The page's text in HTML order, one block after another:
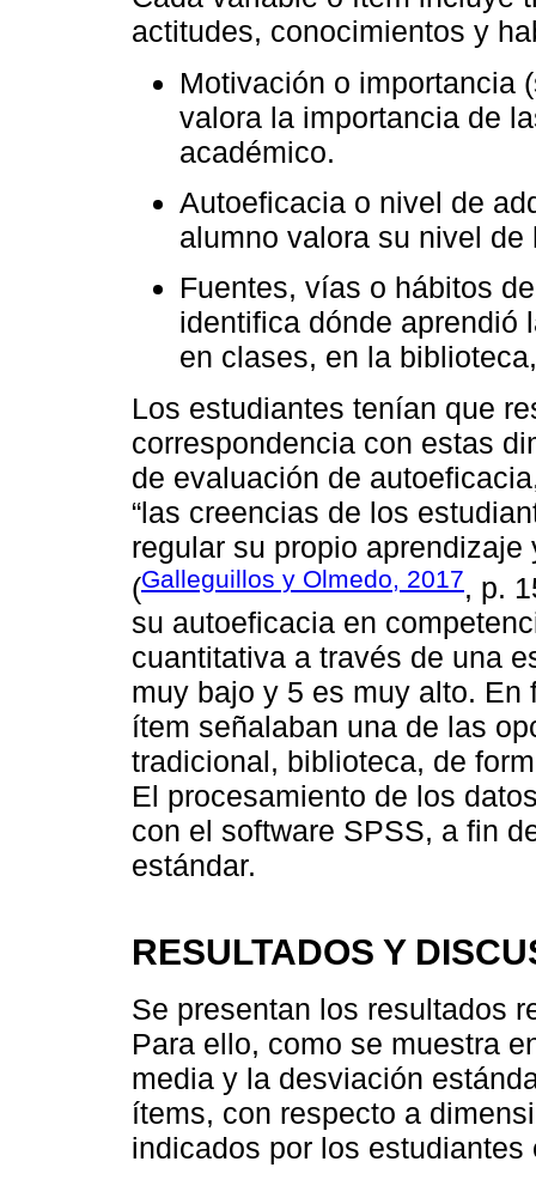
actitudes, conocimientos y
Motivación o importancia
valora la importancia de
académico.
Autoeficacia o nivel de
alumno valora su nivel
Fuentes, vías o hábitos
identifica dónde aprendió
en clases, en la
Los estudiantes tenían que
correspondencia con estas
de evaluación de
“las creencias de los
regular su propio
(Galleguillos y Olmedo, 2017, p.
su autoeficacia en
cuantitativa a través de una
muy bajo y 5 es muy alto.
ítem señalaban una de las
tradicional, biblioteca, de
El procesamiento de los
con el software SPSS, a fin
estándar.
RESULTADOS Y
Se presentan los resultados
Para ello, como se muestra
media y la desviación
ítems, con respecto a
indicados por los estudiantes